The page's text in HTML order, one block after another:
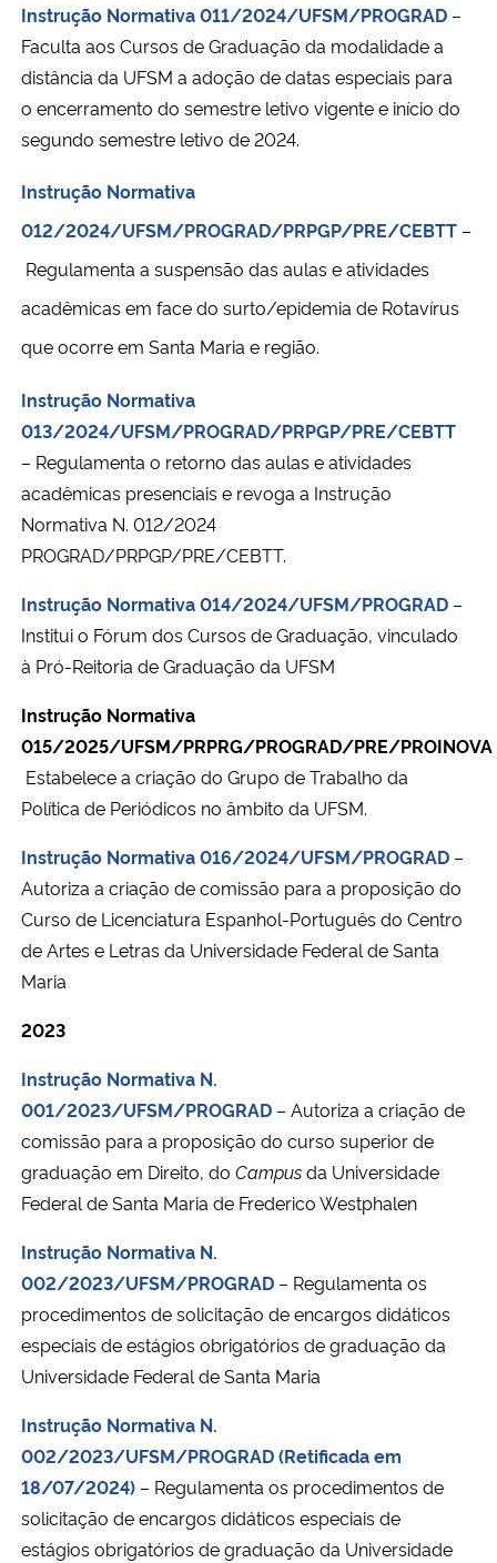
Instrução Normativa 011/2024/UFSM/PROGRAD –
Faculta aos Cursos de Graduação da modalidade a
distância da UFSM a adoção de datas especiais para
o encerramento do semestre letivo vigente e início do
segundo semestre letivo de 2024.
Instrução Normativa
012/2024/UFSM/PROGRAD/PRPGP/PRE/CEBTT –
Regulamenta a suspensão das aulas e atividades
acadêmicas em face do surto/epidemia de Rotavírus
que ocorre em Santa Maria e região.
Instrução Normativa
013/2024/UFSM/PROGRAD/PRPGP/PRE/CEBTT
– Regulamenta o retorno das aulas e atividades
acadêmicas presenciais e revoga a Instrução
Normativa N. 012/2024
PROGRAD/PRPGP/PRE/CEBTT.
Instrução Normativa 014/2024/UFSM/PROGRAD –
Institui o Fórum dos Cursos de Graduação, vinculado
à Pró-Reitoria de Graduação da UFSM
Instrução Normativa
015/2025/UFSM/PRPRG/PROGRAD/PRE/PROINOVA
Estabelece a criação do Grupo de Trabalho da
Política de Periódicos no âmbito da UFSM.
Instrução Normativa 016/2024/UFSM/PROGRAD –
Autoriza a criação de comissão para a proposição do
Curso de Licenciatura Espanhol-Português do Centro
de Artes e Letras da Universidade Federal de Santa
Maria
2023
Instrução Normativa N.
001/2023/UFSM/PROGRAD – Autoriza a criação de
comissão para a proposição do curso superior de
graduação em Direito, do Campusda Universidade
Federal de Santa Maria de Frederico Westphalen
Instrução Normativa N.
002/2023/UFSM/PROGRAD – Regulamenta os
procedimentos de solicitação de encargos didáticos
especiais de estágios obrigatórios de graduação da
Universidade Federal de Santa Maria
Instrução Normativa N.
002/2023/UFSM/PROGRAD (Retificada em
18/07/2024) – Regulamenta os procedimentos de
solicitação de encargos didáticos especiais de
estágios obrigatórios de graduação da Universidade